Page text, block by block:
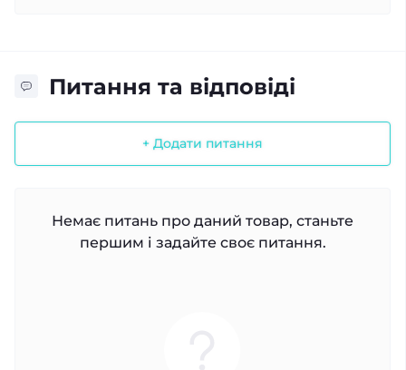
Питання та відповіді
+ Додати питання
Немає питань про даний товар, станьте
першим і задайте своє питання.